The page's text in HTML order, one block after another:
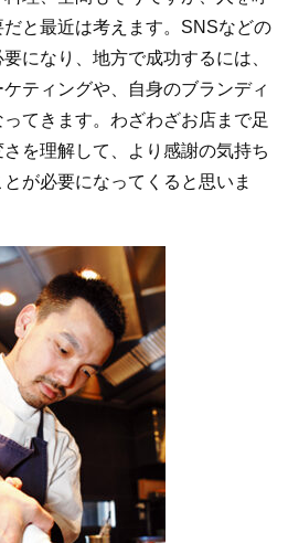
と最近は考えます。SNSなどの
になり、地方で成功するには、
ティングや、自身のブランディ
てきます。わざわざお店まで足
を理解して、より感謝の気持ち
が必要になってくると思いま